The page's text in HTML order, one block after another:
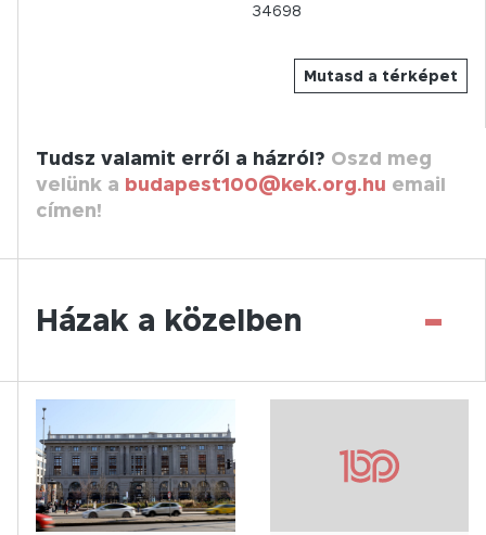
Mutasd a térképet
34698
Tudsz valamit erről a házról? Oszd meg
velünk a budapest100@kek.org.hu email
címen!
Házak a közelben -